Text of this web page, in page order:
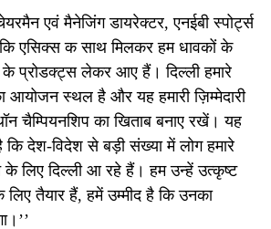
एवं मैनेजिंग डायरेक्टर, एनईबी स्पोर्ट्स
एसिक्स क साथ मिलकर हम धावकों के
के प्रोडक्ट्स लेकर आए हैं। दिल्ली हमारे
आयोजन स्थल है और यह हमारी ज़िम्मेदारी
चैम्पियनशिप का खिताब बनाए रखें। यह
देश-विदेश से बड़ी संख्या में लोग हमारे
लिए दिल्ली आ रहे हैं। हम उन्हें उत्कृष्ट
तैयार हैं, हमें उम्मीद है कि उनका